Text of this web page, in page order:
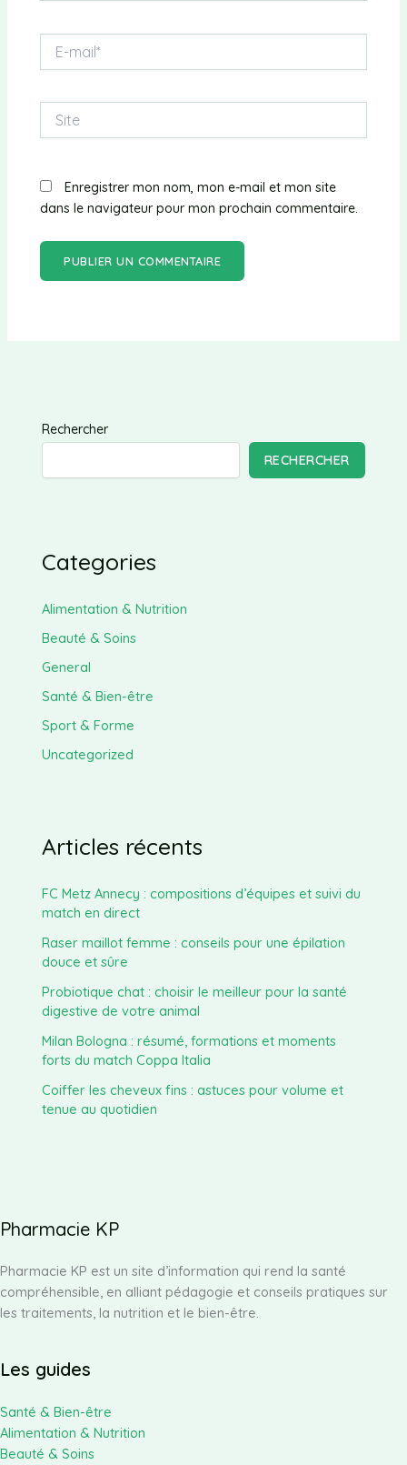
mail*
Enregistrer mon nom, mon e-mail et mon site
dans le navigateur pour mon prochain commentaire.
Rechercher
RECHERCHER
Categories
Alimentation & Nutrition
Beauté & Soins
General
Santé & Bien-être
Sport & Forme
Uncategorized
Articles récents
FC Metz Annecy : compositions d’équipes et suivi du
match en direct
Raser maillot femme : conseils pour une épilation
douce et sûre
Probiotique chat : choisir le meilleur pour la santé
digestive de votre animal
Milan Bologna : résumé, formations et moments
forts du match Coppa Italia
Coiffer les cheveux fins : astuces pour volume et
tenue au quotidien
Pharmacie KP
Pharmacie KP est un site d’information qui rend la santé
compréhensible, en alliant pédagogie et conseils pratiques sur
les traitements, la nutrition et le bien-être.
Les guides
Santé & Bien-être
Alimentation & Nutrition
Beauté & Soins